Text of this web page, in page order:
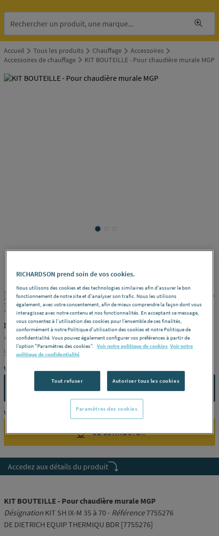
Accueil Tous les produits Chauffage
Accessoires
Accessoires de chauffage
KIT BOUTEILLE - Pour chaudière murale MGP
KIT BOUTEILLE - Pour chaudière murale
MGP
DE_DIETRICH 7755276
DésignationKIT SH IX-M 35 à 70 -Référence7755276
Voir la description complète
Vous avez un projet ?
CONTACTEZ-NOUS
Vous êtes un professionnel ?
SE CONNECTER
Accedez aux détails du produit
KIT BOUTEILLE - Pour chaudière murale MGP
Désignation KIT SH IX-M 35 à 70 - Référence7755276
DE DIETRICH EQUIP THERMIQU BDR [7755276]
RICHARDSON prend soin de vos cookies.
Nous utilisons des cookies et des technologies similaires afin d'assurer le bon
fonctionnement de notre site et d'analyser son trafic. Nous les utilisons
également, avec votre consentement, afin de mieux comprendre la façon dont vous
interagissez avec notre contenu et nos fonctionnalités. En acceptant ce message,
vous consentez à l’utilisation des cookies pour l’ensemble de ces finalités,
conformément à notre Politique d'utilisation des cookies et notre Politique de
confidentialité. Vous pouvez également configurer vos préférences à partir de
l’option "Paramètres des cookies”. Voir notre politique de cookies Voir notre
politique de confidentialité
Tout refuser Autoriser tous les cookies
Paramètres des cookies